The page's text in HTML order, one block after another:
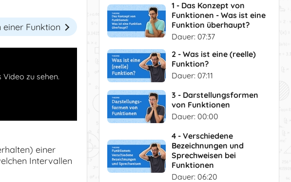
einer Funktion
Video zu sehen.
einer
Intervallen
1 - Das Konzept von
Funktionen - Was ist eine
Funktion überhaupt?
Dauer: 07:37
2 - Was ist eine (reelle)
Funktion?
Dauer: 07:11
3 - Darstellungsformen
von Funktionen
Dauer: 00:00
4 - Verschiedene
Bezeichnungen und
Sprechweisen bei
Funktionen
Dauer: 06:20